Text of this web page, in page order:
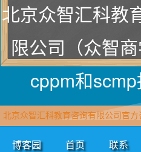
北京众智汇科教
限公司（众智商
cppm和scmp
北京众智汇科教育咨询有限公司官
师·众智商学院）直属报名官网：
博客园 首页 联系